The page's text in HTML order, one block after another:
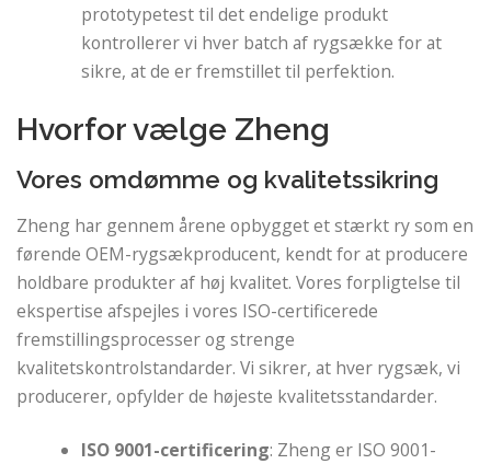
prototypetest til det endelige produkt
kontrollerer vi hver batch af rygsække for at
sikre, at de er fremstillet til perfektion.
Hvorfor vælge Zheng
Vores omdømme og kvalitetssikring
Zheng har gennem årene opbygget et stærkt ry som en
førende OEM-rygsækproducent, kendt for at producere
holdbare produkter af høj kvalitet. Vores forpligtelse til
ekspertise afspejles i vores ISO-certificerede
fremstillingsprocesser og strenge
kvalitetskontrolstandarder. Vi sikrer, at hver rygsæk, vi
producerer, opfylder de højeste kvalitetsstandarder.
ISO 9001-certificering: Zheng er ISO 9001-